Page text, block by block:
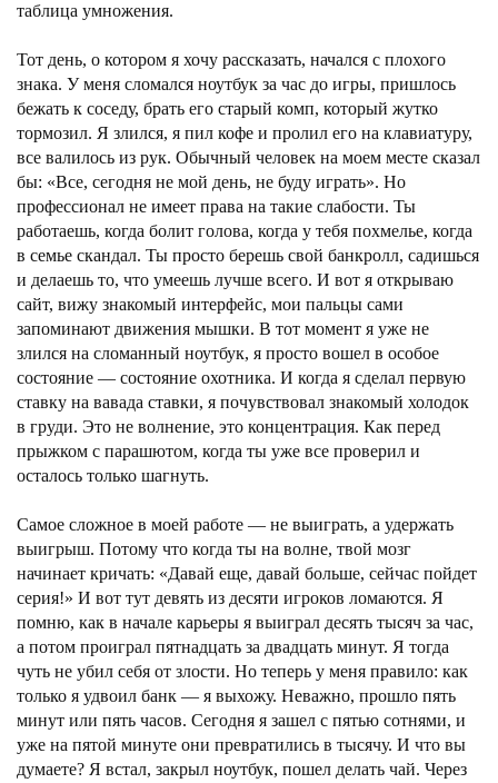
таблица умножения.
Тот день, о котором я хочу рассказать, начался с плохого
знака. У меня сломался ноутбук за час до игры, пришлось
бежать к соседу, брать его старый комп, который жутко
тормозил. Я злился, я пил кофе и пролил его на клавиатуру,
все валилось из рук. Обычный человек на моем месте сказал
бы: «Все, сегодня не мой день, не буду играть». Но
профессионал не имеет права на такие слабости. Ты
работаешь, когда болит голова, когда у тебя похмелье, когда
в семье скандал. Ты просто берешь свой банкролл, садишься
и делаешь то, что умеешь лучше всего. И вот я открываю
сайт, вижу знакомый интерфейс, мои пальцы сами
запоминают движения мышки. В тот момент я уже не
злился на сломанный ноутбук, я просто вошел в особое
состояние — состояние охотника. И когда я сделал первую
ставку на вавада ставки, я почувствовал знакомый холодок
в груди. Это не волнение, это концентрация. Как перед
прыжком с парашютом, когда ты уже все проверил и
осталось только шагнуть.
Самое сложное в моей работе — не выиграть, а удержать
выигрыш. Потому что когда ты на волне, твой мозг
начинает кричать: «Давай еще, давай больше, сейчас пойдет
серия!» И вот тут девять из десяти игроков ломаются. Я
помню, как в начале карьеры я выиграл десять тысяч за час,
а потом проиграл пятнадцать за двадцать минут. Я тогда
чуть не убил себя от злости. Но теперь у меня правило: как
только я удвоил банк — я выхожу. Неважно, прошло пять
минут или пять часов. Сегодня я зашел с пятью сотнями, и
уже на пятой минуте они превратились в тысячу. И что вы
думаете? Я встал, закрыл ноутбук, пошел делать чай. Через